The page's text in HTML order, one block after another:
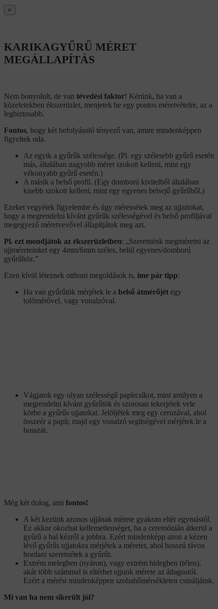
×
KARIKAGYŰRŰ MÉRET
MEGÁLLAPÍTÁS
Nem bonyolult, de van tévedési faktor! Kérünk, ha van a
közeletekben ékszerüzlet, menjetek be egy pontos méretvételre, az a
legbiztosabb.
Fontos, hogy két befolyásoló tényező van, amire mindenképpen
figyeltek oda.
Az egyik a gyűrűk szélessége. (Pl. egy szélesebb gyűrű esetén
más, általában nagyobb méret szokott kelleni, mint egy
vékonyabb gyűrű esetén.)
A másik a belső profil. (Egy domború kivitelből általában
kisebb szokott kelleni, mint egy egyenes belsejű gyűrűből.)
Ezeket vegyétek figyelembe és úgy méressétek meg az ujjaitokat,
hogy a megrendelni kívánt gyűrűk szélességével és belső profiljával
megegyező méretvevővel állapítjátok meg azt.
Pl. ezt mondjátok az ékszerüzletben: „Szeretnénk megméretni az
ujjméreteinket egy 4mm/6mm széles, belül egyenes/domború
gyűrűhöz.”
Ezen kívül léteznek otthoni megoldások is, íme pár tipp:
Ha van gyűrűtök mérjétek le a belső átmérőjét egy
tolómérővel, vagy vonalzóval.
Vágjatok egy olyan szélességű papírcsíkot, mint amilyen a
megrendelni kívánt gyűrűtök és szorosan tekerjétek vele
körbe a gyűrűs ujjatokat. Jelöljétek meg egy ceruzával, ahol
összeér a papír, majd egy vonalzó segítségével mérjétek le a
hosszát.
Még két dolog, ami fontos!
A két kezünk azonos ujjának mérete gyakran eltér egymástól.
Ez akkor okozhat kellemetlenséget, ha a ceremónián átkerül a
gyűrű a bal kézről a jobbra. Ezért mindenképp azon a kézen
lévő gyűrűs ujjatokra mérjétek a méretet, ahol hosszú távon
hordani szeretnétek a gyűrűt.
Extrém melegben (nyáron), vagy extrém hidegben (télen),
akár több számmal is eltérhet ujjunk mérete az átlagostól.
Ezért a mérést mindenképpen szobahőmérsékleten csináljátok.
Mi van ha nem sikerült jól?